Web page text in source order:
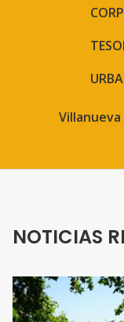
NOTICIAS